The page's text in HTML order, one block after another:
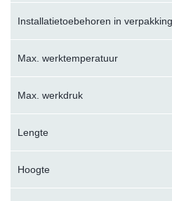
Installatietoebehoren in verpakking
Max. werktemperatuur
Max. werkdruk
Lengte
Hoogte